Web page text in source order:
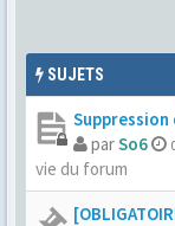
SUJETS
parSo6
vie du forum